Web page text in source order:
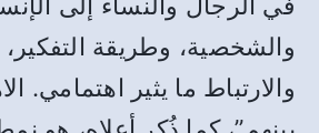
والشخصية، وطريقة
والارتباط ما يثير اهتمامي.